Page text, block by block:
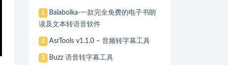
1
Balabolka-一款完全免费的电子书朗
读及文本转语音软件
2 AsrTools v1.1.0 – 音频转字幕工具
3 Buzz 语音转字幕工具